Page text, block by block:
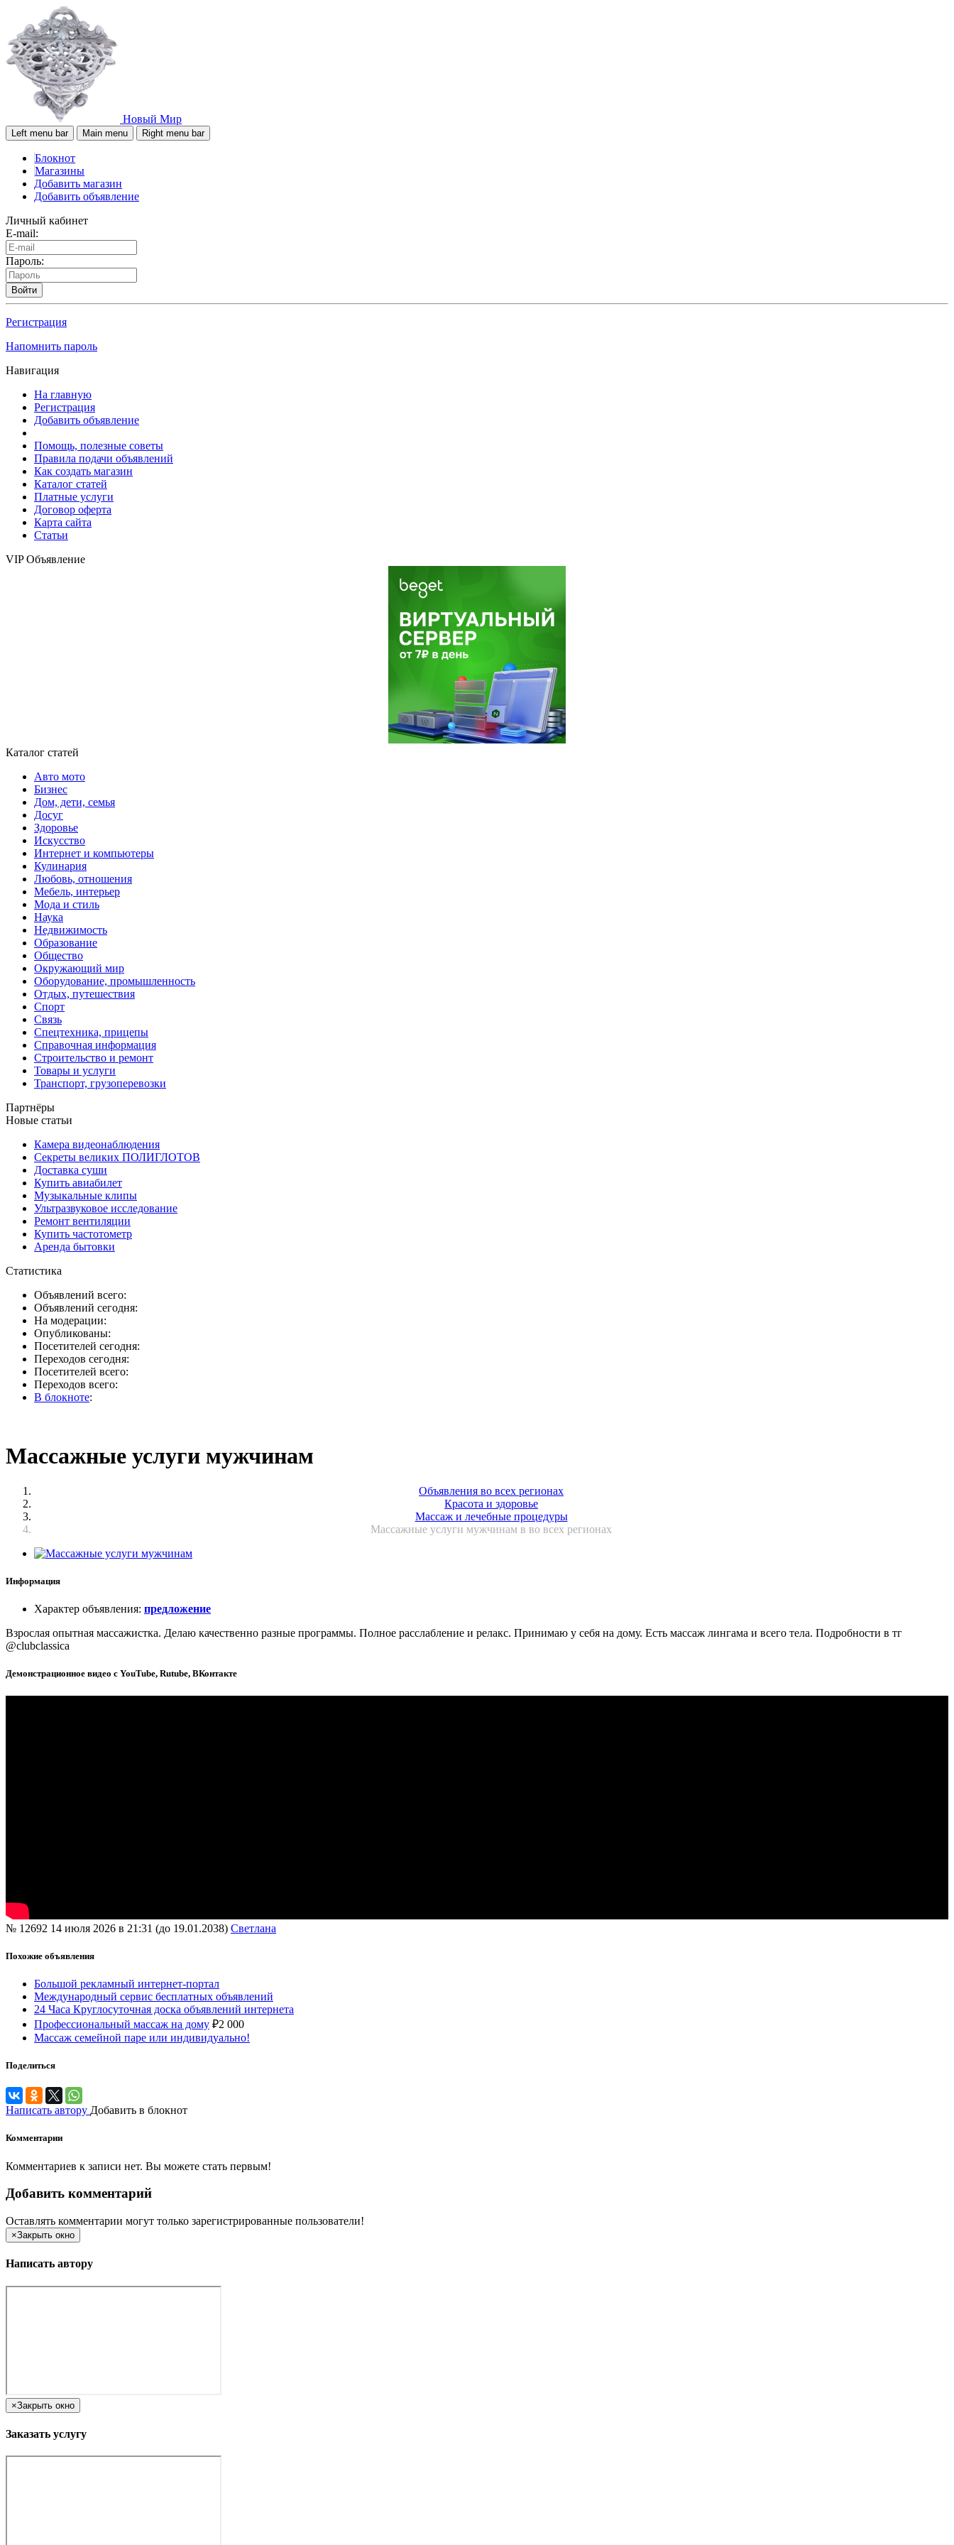
Новый Мир
Left menu bar Main menu Right menu bar
Блокнот
Магазины
Добавить магазин
Добавить объявление
Личный кабинет
E-mail:
Пароль:
Войти
Регистрация
Напомнить пароль
Навигация
На главную
Регистрация
Добавить объявление
Помощь, полезные советы
Правила подачи объявлений
Как создать магазин
Каталог статей
Платные услуги
Договор оферта
Карта сайта
Статьи
VIP Объявление
Каталог статей
Авто мото
Бизнес
Дом, дети, семья
Досуг
Здоровье
Искусство
Интернет и компьютеры
Кулинария
Любовь, отношения
Мебель, интерьер
Мода и стиль
Наука
Недвижимость
Образование
Общество
Окружающий мир
Оборудование, промышленность
Отдых, путешествия
Спорт
Связь
Спецтехника, прицепы
Справочная информация
Строительство и ремонт
Товары и услуги
Транспорт, грузоперевозки
Партнёры
Новые статьи
Камера видеонаблюдения
Секреты великих ПОЛИГЛОТОВ
Доставка суши
Купить авиабилет
Музыкальные клипы
Ультразвуковое исследование
Ремонт вентиляции
Купить частотометр
Аренда бытовки
Статистика
Объявлений всего:
Объявлений сегодня:
На модерации:
Опубликованы:
Посетителей сегодня:
Переходов сегодня:
Посетителей всего:
Переходов всего:
В блокноте:
Массажные услуги мужчинам
Объявления во всех регионах
Красота и здоровье
Массаж и лечебные процедуры
Массажные услуги мужчинам в во всех регионах
Информация
Характер объявления: предложение
Взрослая опытная массажистка. Делаю качественно разные программы. Полное расслабление и релакс. Принимаю у себя на дому. Есть массаж лингама и всего тела. Подробности в тг
@clubclassica
Демонстрационное видео с YouTube, Rutube, ВКонтакте
№ 12692 14 июля 2026 в 21:31 (до 19.01.2038) Светлана
Похожие объявления
Большой рекламный интернет-портал
Международный сервис бесплатных объявлений
24 Часа Круглосуточная доска объявлений интернета
Профессиональный массаж на дому ₽2 000
Массаж семейной паре или индивидуально!
Поделиться
Написать автору Добавить в блокнот
Комментарии
Комментариев к записи нет. Вы можете стать первым!
Добавить комментарий
Оставлять комментарии могут только зарегистрированные пользователи!
×Закрыть окно
Написать автору
×Закрыть окно
Заказать услугу